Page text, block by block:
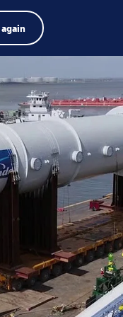
de produits
Search
term